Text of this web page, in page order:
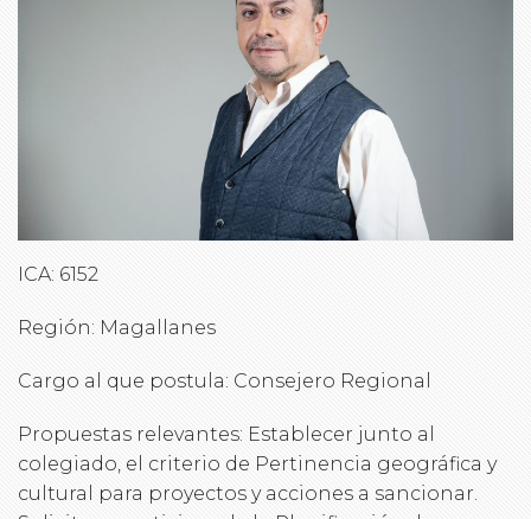
ICA: 6152
Región: Magallanes
Cargo al que postula: Consejero Regional
Propuestas relevantes: Establecer junto al
colegiado, el criterio de Pertinencia geográfica y
cultural para proyectos y acciones a sancionar.